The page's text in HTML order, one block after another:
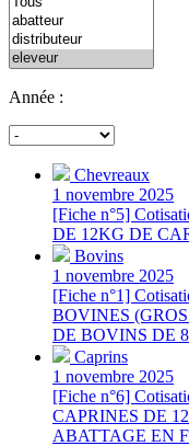
Année :
Chevreaux
1 novembre 2025
[Fiche n°5]
DE 12KG DE
Bovins
1 novembre 2025
[Fiche n°1]
BOVINES
DE BOVINS DE
Caprins
1 novembre 2025
[Fiche n°6]
CAPRINES DE
ABATTAGE EN